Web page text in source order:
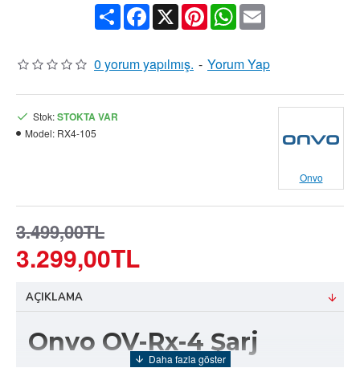
ShareFacebook
X PinterestWhatsApp
Email
0 yorum yapılmış. - Yorum Yap
3.299,00TL
3.499,00TL
Stok:STOKTA VAR
Model: RX4-105
Onvo
AÇIKLAMA
Onvo OV-Rx-4 Şarj